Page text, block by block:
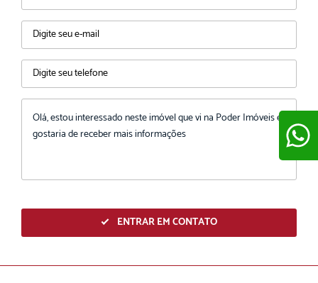
ENTRAR EM CONTATO
ENVIAR